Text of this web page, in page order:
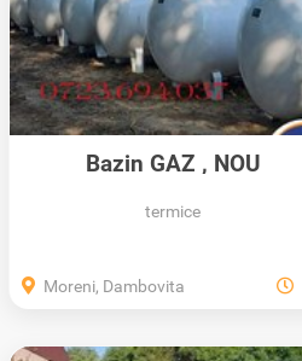
Bazin GAZ , NOU
termice
Moreni, Dambovita